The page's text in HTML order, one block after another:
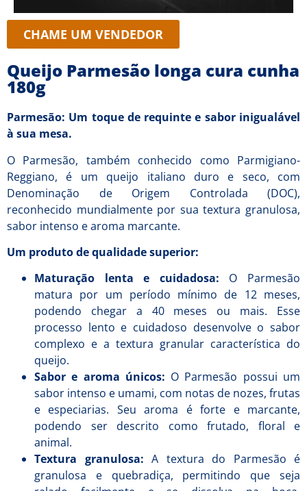
CHAME UM VENDEDOR
Queijo Parmesão longa cura cunha
180g
Parmesão: Um toque de requinte e sabor inigualável
à sua mesa.
O Parmesão, também conhecido como Parmigiano-
Reggiano, é um queijo italiano duro e seco, com
Denominação de Origem Controlada (DOC),
reconhecido mundialmente por sua textura granulosa,
sabor intenso e aroma marcante.
Um produto de qualidade superior:
Maturação lenta e cuidadosa: O Parmesão
matura por um período mínimo de 12 meses,
podendo chegar a 40 meses ou mais. Esse
processo lento e cuidadoso desenvolve o sabor
complexo e a textura granular característica do
queijo.
Sabor e aroma únicos: O Parmesão possui um
sabor intenso e umami, com notas de nozes, frutas
e especiarias. Seu aroma é forte e marcante,
podendo ser descrito como frutado, floral e
animal.
Textura granulosa: A textura do Parmesão é
granulosa e quebradiça, permitindo que seja